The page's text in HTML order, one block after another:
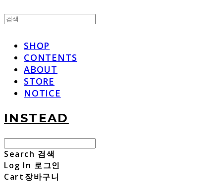
SHOP
CONTENTS
ABOUT
STORE
NOTICE
INSTEAD
Search 검색
Log In 로그인
Cart 장바구니